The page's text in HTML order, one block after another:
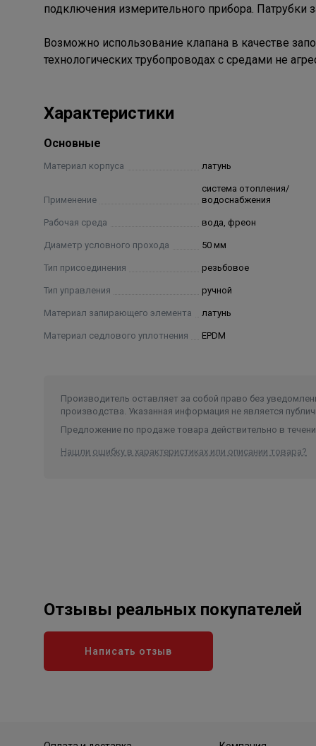
подключения измерительного прибора. Патрубки
Возможно использование клапана в качестве
технологических трубопроводах с средами не
Характеристики
Основные
Материал корпуса латунь
Применение
система отопления/
водоснабжения
Рабочая среда вода, фреон
Диаметр условного прохода 50 мм
Тип присоединения резьбовое
Тип управления ручной
Материал запирающего элемента латунь
Материал седлового уплотнения EPDM
Производитель оставляет за собой право без
производства. Указанная информация не является
Предложение по продаже товара действительно в
Нашли ошибку в характеристиках или описании товара?
Отзывы реальных покупателей
Написать отзыв